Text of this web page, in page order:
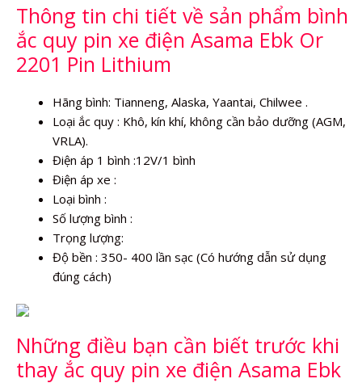
Thông tin chi tiết về sản phẩm bình
ắc quy pin xe điện Asama Ebk Or
2201 Pin Lithium
Hãng bình: Tianneng, Alaska, Yaantai, Chilwee .
Loại ắc quy : Khô, kín khí, không cần bảo dưỡng (AGM,
VRLA).
Điện áp 1 bình :12V/1 bình
Điện áp xe :
Loại bình :
Số lượng bình :
Trọng lượng:
Độ bền : 350- 400 lần sạc (Có hướng dẫn sử dụng
đúng cách)
Những điều bạn cần biết trước khi
thay ắc quy pin xe điện Asama Ebk